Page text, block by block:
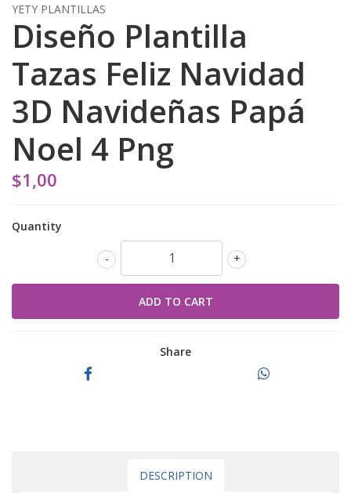
YETY PLANTILLAS
Diseño Plantilla
Tazas Feliz Navidad
3D Navideñas Papá
Noel 4 Png
$1,00
Quantity
+
-
Share
DESCRIPTION